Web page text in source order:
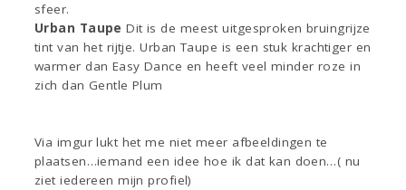
sfeer.
Urban Taupe Dit is de meest uitgesproken bruingrijze
tint van het rijtje. Urban Taupe is een stuk krachtiger en
warmer dan Easy Dance en heeft veel minder roze in
zich dan Gentle Plum
Via imgur lukt het me niet meer afbeeldingen te
plaatsen…iemand een idee hoe ik dat kan doen…( nu
ziet iedereen mijn profiel)